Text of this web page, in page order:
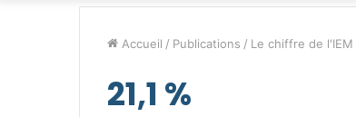
Accueil / Publications / Le chiffre de l'IEM
21,1 %